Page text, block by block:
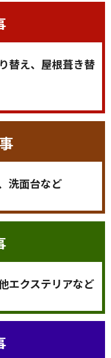
替え、屋根葺き替
洗面台など
エクステリアなど